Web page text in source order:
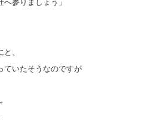
へ参りましょう」
、
ていたそうなのですが